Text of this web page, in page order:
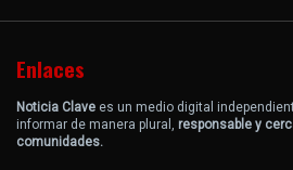
Enlaces
Noticia Clave es un medio digital
informar de manera plural, responsable y
comunidades.